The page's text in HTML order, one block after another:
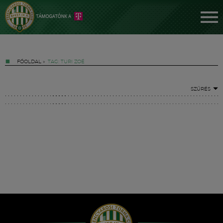
FŐOLDAL » TAG: TURI ZOÉ
SZŰRÉS
Hírek